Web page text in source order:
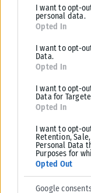
deny consent to
for below specified
I want to opt-
personal data.
Opted In
I want to opt-
Data.
Opted In
I want to opt-
Data for
Opted In
I want to opt-
Retention,
Personal Data
Purposes for
Opted Out
Google
όμιλο Μeridiam,...
ΑΝΑΡΤΉΘΗΚΕ ΑΠΌKARFITSANEWS